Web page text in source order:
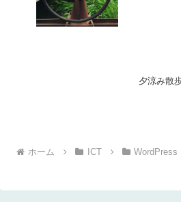
夕涼み散
ホーム ICT WordPress